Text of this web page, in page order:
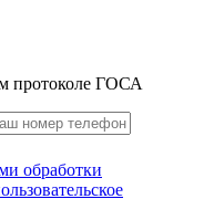
протоколе ГОСА
обработки